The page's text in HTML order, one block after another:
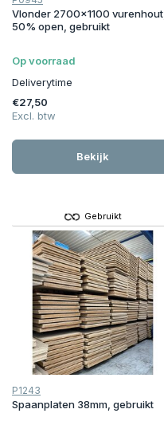
Vlonder 2700x1100 vurenhout,
50% open, gebruikt
Op voorraad
Deliverytime
€27,50
Excl. btw
Bekijk
Gebruikt
P1243
Spaanplaten 38mm, gebruikt